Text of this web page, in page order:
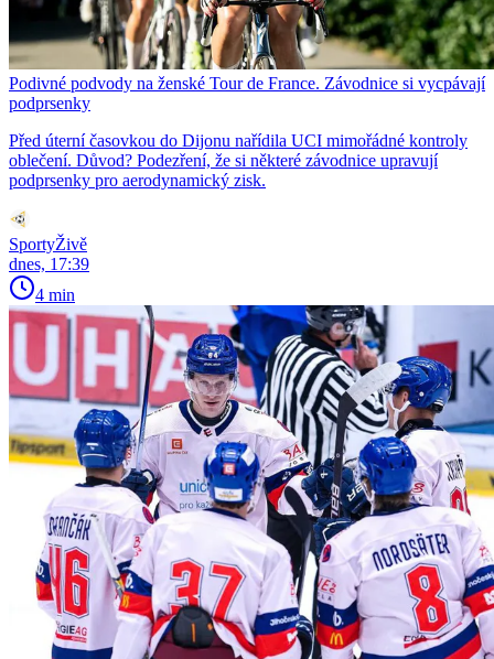
Podivné podvody na ženské Tour de France. Závodnice si vycpávají
podprsenky
Před úterní časovkou do Dijonu nařídila UCI mimořádné kontroly
oblečení. Důvod? Podezření, že si některé závodnice upravují
podprsenky pro aerodynamický zisk.
SportyŽivě
dnes, 17:39
4 min